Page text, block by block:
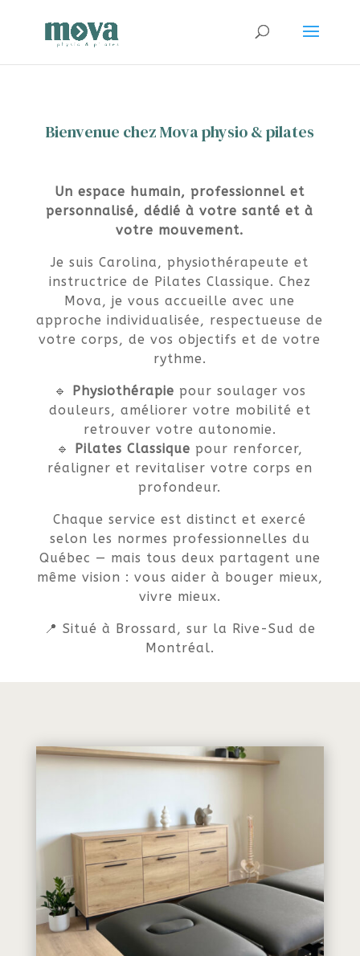
Bienvenue chez Mova physio & pilates
Un espace humain, professionnel et
personnalisé, dédié à votre santé et à
votre mouvement.
Je suis Carolina, physiothérapeute et
instructrice de Pilates Classique. Chez
Mova, je vous accueille avec une
approche individualisée, respectueuse de
votre corps, de vos objectifs et de votre
rythme.
🔹 Physiothérapie pour soulager vos
douleurs, améliorer votre mobilité et
retrouver votre autonomie.
🔹 Pilates Classique pour renforcer,
réaligner et revitaliser votre corps en
profondeur.
Chaque service est distinct et exercé
selon les normes professionnelles du
Québec — mais tous deux partagent une
même vision : vous aider à bouger mieux,
vivre mieux.
📍 Situé à Brossard, sur la Rive-Sud de
Montréal.